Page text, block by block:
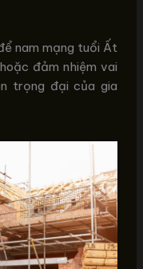
nam mạng tuổi Ất
đảm nhiệm vai
trọng đại của gia